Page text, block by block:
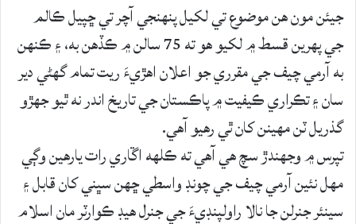
جيئن مون ھن موضوع تي لکيل پنهنجي آچر تي ڇپيل ڪالم
جي پھرين قسط ۾ لکيو ھو ته 75 سالن ۾ ڪڏهن به، ۽ ڪنھن
به آرمي چيف جي مقرري جو اعلان اھڙيءَ ريت تمام گهڻي دير
سان ۽ تڪراري ڪيفيت ۾ پاڪستان جي تاريخ اندر نه ٿيو جھڙو
گذريل ٽن مهينن کان ٿي رهيو آهي.
تپرس ۾ وجھندڙ سچ ھي آهي ته ڪلھه اڱاري رات يارهين وڳي
مھل نئين آرمي چيف جي چونڊ واسطي ڇھن سڀني کان قابل ۽
سينئر جنرلن جا نالا راولپنڊيءَ جي جنرل ھيڊ ڪوارٽر مان اسلام